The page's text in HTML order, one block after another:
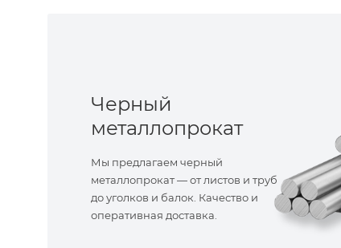
Черный
металлопрокат
Мы предлагаем черный
металлопрокат — от листов и труб
до уголков и балок. Качество и
оперативная доставка.